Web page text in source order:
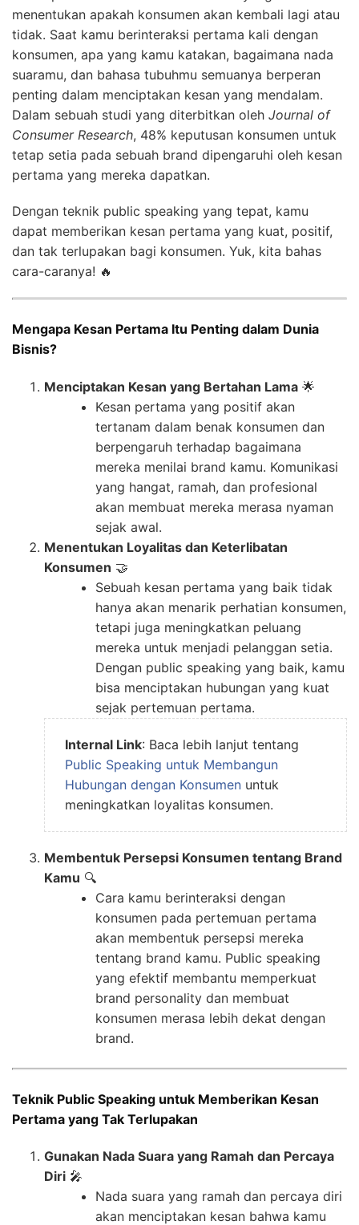
menentukan apakah konsumen akan kembali lagi atau
tidak. Saat kamu berinteraksi pertama kali dengan
konsumen, apa yang kamu katakan, bagaimana nada
suaramu, dan bahasa tubuhmu semuanya berperan
penting dalam menciptakan kesan yang mendalam.
Dalam sebuah studi yang diterbitkan oleh Journal of
Consumer Research, 48% keputusan konsumen untuk
tetap setia pada sebuah brand dipengaruhi oleh kesan
pertama yang mereka dapatkan.
Dengan teknik public speaking yang tepat, kamu
dapat memberikan kesan pertama yang kuat, positif,
dan tak terlupakan bagi konsumen. Yuk, kita bahas
cara-caranya! 🔥
Mengapa Kesan Pertama Itu Penting dalam Dunia
Bisnis?
Menciptakan Kesan yang Bertahan Lama 🌟
Kesan pertama yang positif akan
tertanam dalam benak konsumen dan
berpengaruh terhadap bagaimana
mereka menilai brand kamu. Komunikasi
yang hangat, ramah, dan profesional
akan membuat mereka merasa nyaman
sejak awal.
Menentukan Loyalitas dan Keterlibatan
Konsumen 🤝
Sebuah kesan pertama yang baik tidak
hanya akan menarik perhatian konsumen,
tetapi juga meningkatkan peluang
mereka untuk menjadi pelanggan setia.
Dengan public speaking yang baik, kamu
bisa menciptakan hubungan yang kuat
sejak pertemuan pertama.
Internal Link: Baca lebih lanjut tentang
Public Speaking untuk Membangun
Hubungan dengan Konsumen untuk
meningkatkan loyalitas konsumen.
Membentuk Persepsi Konsumen tentang Brand
Kamu 🔍
Cara kamu berinteraksi dengan
konsumen pada pertemuan pertama
akan membentuk persepsi mereka
tentang brand kamu. Public speaking
yang efektif membantu memperkuat
brand personality dan membuat
konsumen merasa lebih dekat dengan
brand.
Teknik Public Speaking untuk Memberikan Kesan
Pertama yang Tak Terlupakan
Gunakan Nada Suara yang Ramah dan Percaya
Diri 🎤
Nada suara yang ramah dan percaya diri
akan menciptakan kesan bahwa kamu